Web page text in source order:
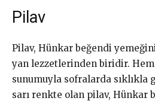
Pilav
Pilav, Hünkar beğendi
yan lezzetlerinden biridir.
sunumuyla sofralarda sıklıkla
sarı renkte olan pilav, Hünkar